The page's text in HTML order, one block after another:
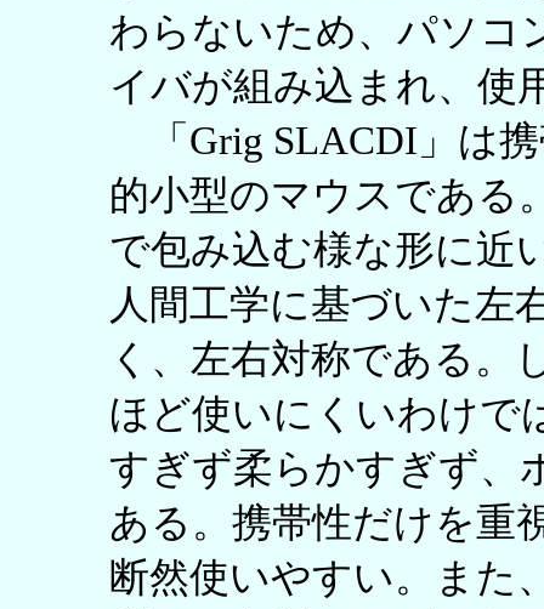
わらないため、パソコ
イバが組み込まれ、使
「Grig SLACDI」は
的小型のマウスである
で包み込む様な形に近
人間工学に基づいた左
く、左右対称である。
ほど使いにくいわけで
すぎず柔らかすぎず、
ある。携帯性だけを重
断然使いやすい。また